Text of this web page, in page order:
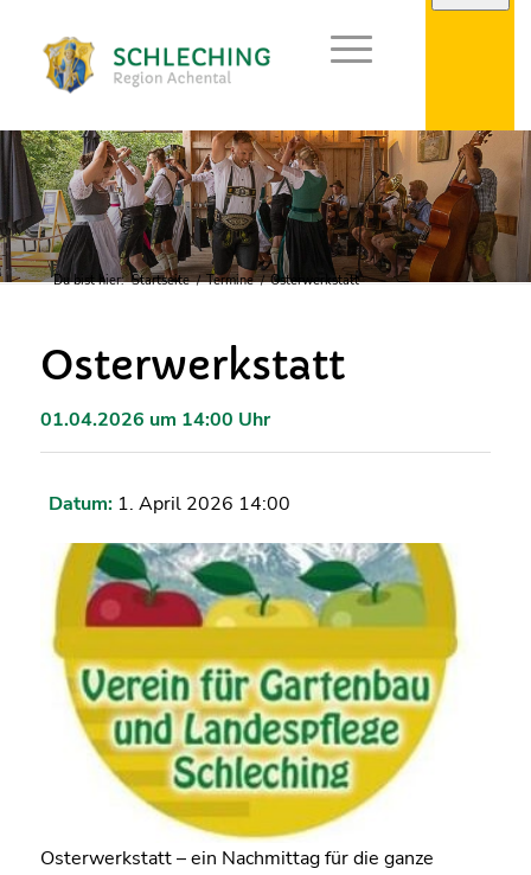
Du bist hier: Startseite / Termine / Osterwerkstatt
Osterwerkstatt
01.04.2026 um 14:00 Uhr
Datum: 1. April 2026 14:00
Osterwerkstatt – ein Nachmittag für die ganze